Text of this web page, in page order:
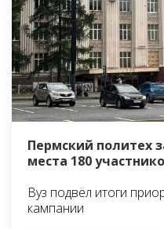
Пермский политех
места 180
Вуз подвёл итоги
кампании